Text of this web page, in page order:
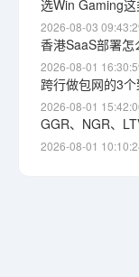
2026-08-03
2026-08-01
2026-08-01
GGR、NGR、
2026-08-01